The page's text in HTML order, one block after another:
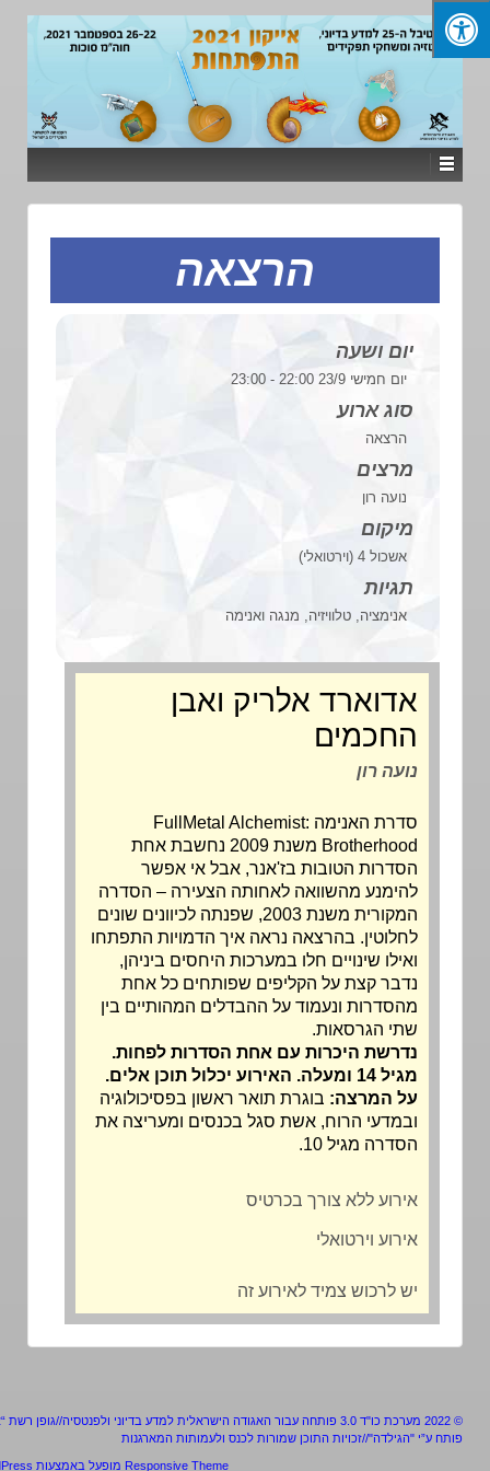
הרצאה
יום ושעה
יום חמישי 23/9 22:00 - 23:00
סוג ארוע
מרצים
אנימציה, טלוויזיה, מנגה ואנימה
אדוארד אלריק ואבן
החכמים
נועה רון
סדרת האנימה FullMetal Alchemist:
Brotherhood משנת 2009 נחשבת אחת
הסדרות הטובות בז'אנר, אבל אי אפשר
להימנע מהשוואה לאחותה הצעירה – הסדרה
המקורית משנת 2003, שפנתה לכיוונים שונים
לחלוטין. בהרצאה נראה איך הדמויות התפתחו
ואילו שינויים חלו במערכות היחסים ביניהן,
נדבר קצת על הקליפים שפותחים כל אחת
מהסדרות ונעמוד על ההבדלים המהותיים בין
שתי הגרסאות.
נדרשת היכרות עם אחת הסדרות לפחות.
על המרצה:בוגרת תואר ראשון בפסיכולוגיה
ובמדעי הרוח, אשת סגל בכנסים ומעריצה את
הסדרה מגיל 10.
אירוע ללא צורך בכרטיס
אירוע וירטואלי
יש לרכוש צמיד לאירוע זה
מערכת כו"ד 3.0 פותחה עבור האגודה הישראלית למדע בדיוני ולפנטסיה//גופן רשת “אלף”
"הגילדה"//זכויות התוכן שמורות לכנס ולעמותות המארגנות
Responsive Themeמופעל באמצעות WordPress